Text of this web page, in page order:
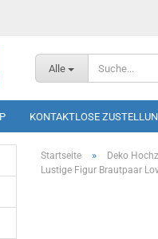
Alle
KONTAKTLOSE
Startseite » Deko
Lustige Figur Brautpaar